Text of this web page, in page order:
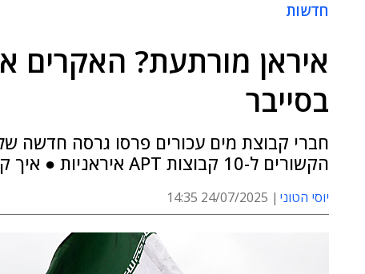
חדשות
איראן מורתעת? האקרים
בסייבר
הקשורים ל-10 קבוצות APT איראניות ● איך קשורה לכך סטארלינק של אילון מאסק?
יוסי הטוני 24/07/2025 14:35